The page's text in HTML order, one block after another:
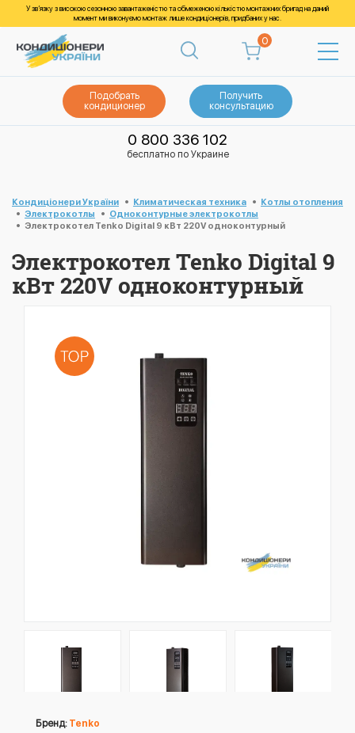
У зв’язку з високою сезонною завантаженістю та обмеженою кількістю монтажних бригад на даний
момент ми виконуємо монтаж лише кондиціонерів, придбаних у нас.
0
Подобрать
кондиционер
Получить
консультацию
0 800 336 102
бесплатно по Украине
Кондиціонери України Климатическая техника
Котлы отопления
Электрокотлы
Одноконтурные электрокотлы
Электрокотел Tenko Digital 9 кВт 220V одноконтурный
Электрокотел Tenko Digital 9
кВт 220V одноконтурный
Бренд: Tenko